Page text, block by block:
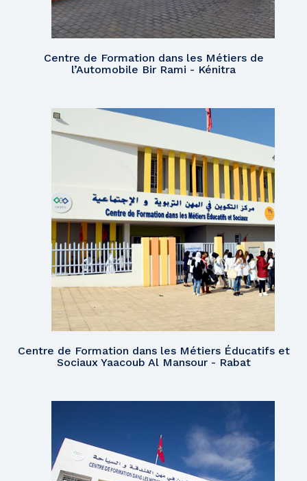
Centre de Formation dans les Métiers de
l’Automobile Bir Rami - Kénitra
Centre de Formation dans les Métiers Éducatifs et
Sociaux Yaacoub Al Mansour - Rabat